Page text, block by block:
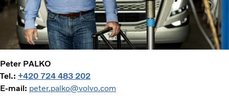
Peter PALKO
Tel.: +420 724 483 202
E-mail: peter.palko@volvo.com